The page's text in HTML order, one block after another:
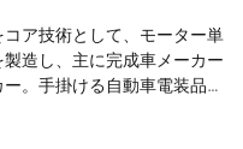
ア技術として、モーター単
造し、主に完成車メーカー
。手掛ける自動車電装品
ワーウインドウやサンルー
ーター、二輪車用では燃料